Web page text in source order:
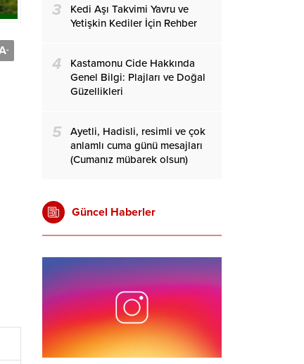
-
3
Kedi Aşı Takvimi Yavru ve
Yetişkin Kediler İçin Rehber
4
Kastamonu Cide Hakkında
Genel Bilgi: Plajları ve Doğal
Güzellikleri
5
Ayetli, Hadisli, resimli ve çok
anlamlı cuma günü mesajları
(Cumanız mübarek olsun)
Güncel Haberler